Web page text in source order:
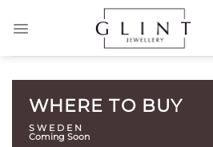
WHERE TO BUY
S W E D E N S
Coming Soon